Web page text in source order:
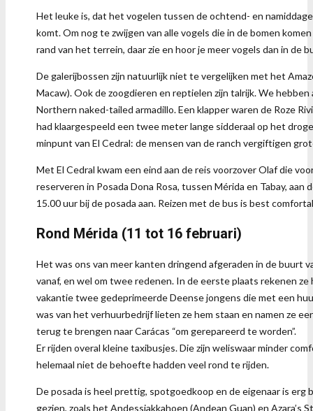
Het leuke is, dat het vogelen tussen de ochtend- en
komt. Om nog te zwijgen van alle vogels die in de bomen
rand van het terrein, daar zie en hoor je meer vogels dan in de
De galerijbossen zijn natuurlijk niet te vergelijken met het
Macaw). Ook de zoogdieren en reptielen zijn talrijk. We
Northern naked-tailed armadillo. Een klapper waren de Roze
had klaargespeeld een twee meter lange sidderaal op het
minpunt van El Cedral: de mensen van de ranch vergiftigen
Met El Cedral kwam een eind aan de reis voorzover Olaf die
reserveren in Posada Dona Rosa, tussen Mérida en Tabay,
15.00 uur bij de posada aan. Reizen met de bus is best
Rond Mérida (11 tot 16 februari)
Het was ons van meer kanten dringend afgeraden in de buurt
vanaf, en wel om twee redenen. In de eerste plaats rekenen
vakantie twee gedeprimeerde Deense jongens die met een
was van het verhuurbedrijf lieten ze hem staan en namen ze
terug te brengen naar Carácas “om gerepareerd te worden”.
Er rijden overal kleine taxibusjes. Die zijn weliswaar minder
helemaal niet de behoefte hadden veel rond te rijden.
De posada is heel prettig, spotgoedkoop en de eigenaar is erg
gezien, zoals het Andessjakkahoen (Andean Guan) en